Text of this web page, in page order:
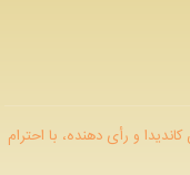
و رأی دهنده، با احترام